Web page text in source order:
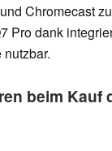
Chromecast
Pro dank
beim Kauf